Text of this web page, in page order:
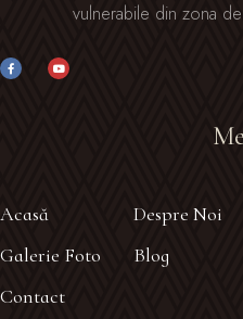
vulnerabile din zona
Acasă
Despre Noi
Galerie Foto
Blog
Contact